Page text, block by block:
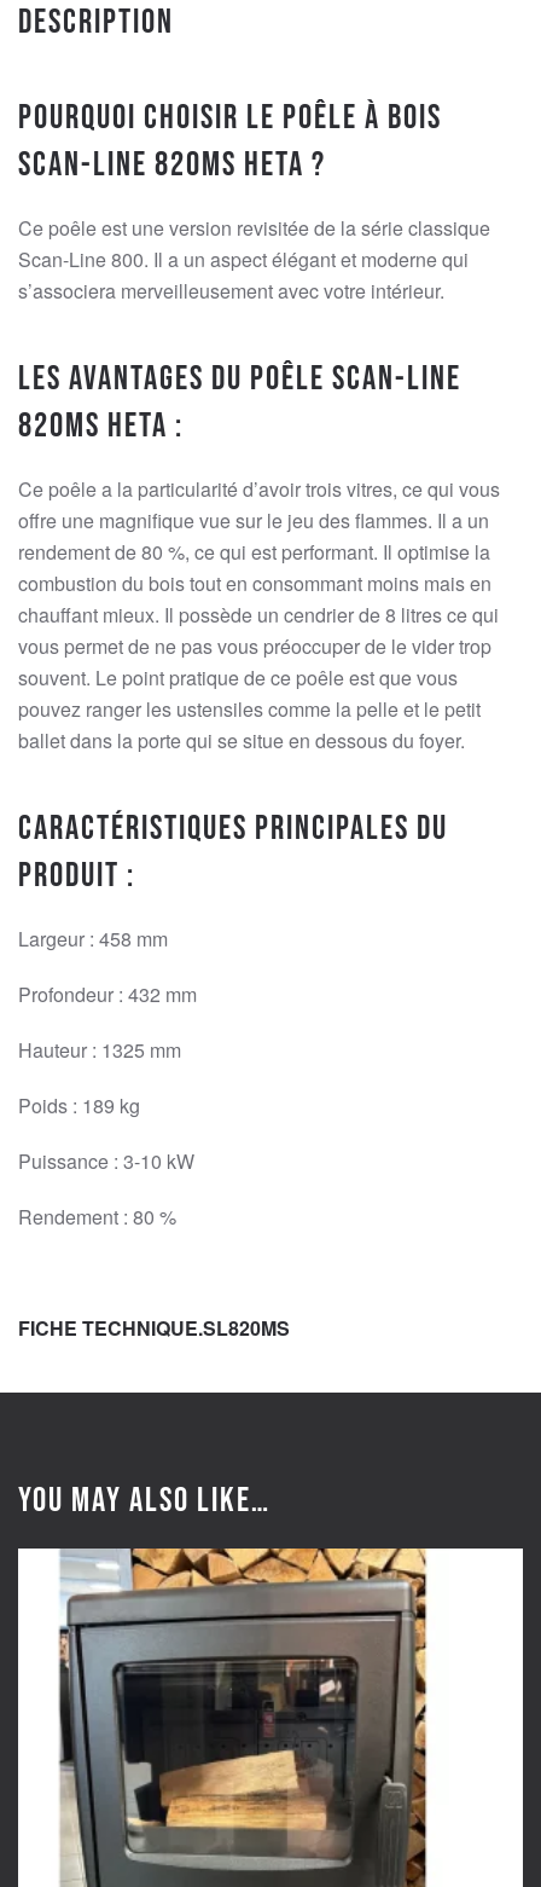
Description
Pourquoi choisir le poêle à bois
Scan-Line 820MS Heta ?
Ce poêle est une version revisitée de la série classique
Scan-Line 800. Il a un aspect élégant et moderne qui
s’associera merveilleusement avec votre intérieur.
Les avantages du poêle Scan-Line
820MS Heta :
Ce poêle a la particularité d’avoir trois vitres, ce qui vous
offre une magnifique vue sur le jeu des flammes. Il a un
rendement de 80 %, ce qui est performant. Il optimise la
combustion du bois tout en consommant moins mais en
chauffant mieux. Il possède un cendrier de 8 litres ce qui
vous permet de ne pas vous préoccuper de le vider trop
souvent. Le point pratique de ce poêle est que vous
pouvez ranger les ustensiles comme la pelle et le petit
ballet dans la porte qui se situe en dessous du foyer.
Caractéristiques principales du
produit :
Largeur : 458 mm
Profondeur : 432 mm
Hauteur : 1325 mm
Poids : 189 kg
Puissance : 3-10 kW
Rendement : 80 %
FICHE TECHNIQUE.SL820MS
You may also like…